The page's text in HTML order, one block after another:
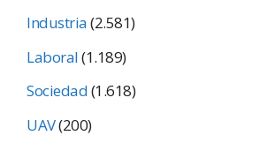
Industria(2.581)
Laboral(1.189)
Sociedad(1.618)
UAV(200)